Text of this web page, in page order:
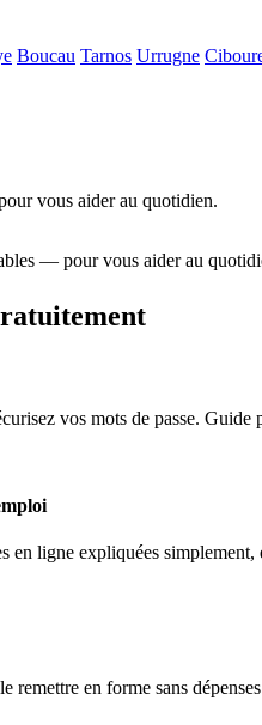
Boucau Tarnos Urrugne
vous aider au quotidien.
— pour vous aider au
vos mots de passe.
ligne expliquées simplement,
remettre en forme sans